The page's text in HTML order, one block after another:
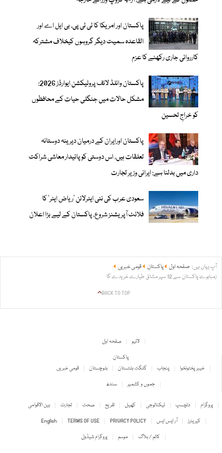
پاکستان اور امریکا کا ٹی ٹی پی، بی ایل اے اور
القاعدہ سمیت دیگر گروہوں کیخلاف مشترکہ
کارروائی جاری رکھنے کا عزم
پاکستان وائلڈ لائف پروٹیکشن ایوارڈز 2026:
مشکل حالات میں جنگلی حیات کے محافظوں
کو خراجِ تحسین
پاکستان اورایران کے درمیان دیرینہ دوستانہ
تعلقات ہیں، اس دوستی کوپائیدار معاشی شراکت
داری میں بدلنا ہے: ایرانی وزیر تجارت
سعودی عرب کی نئی ایئرلائن ‘ریاض ایئر’ کا
فلائٹ آپریشنز شروع، پاکستان کے لیے بڑا اعلان
آپ یہاں ہیں: صفحہ اول پاکستان
قومی خبریں
زمبابوے پاکستان سے 12 سپر مشاق طیارے خریدے گا
BACK TO TOP
صفحہ اول
لائیو
پاکستان
قومی خبریں
بلوچستان گلگت بلتستان پنجاب
خیبر پختونخوا
سندھ
جموں و کشمیر
بین الاقوامی تجارت صحت تفریح کھیل ٹیکنالوجی دلچسپ
پروگرام
English
TERMS OF USE PRIVACY POLICY آر ایس ایس
کیریئرز
پروگرام شیڈول
موسم کالم / بلاگ